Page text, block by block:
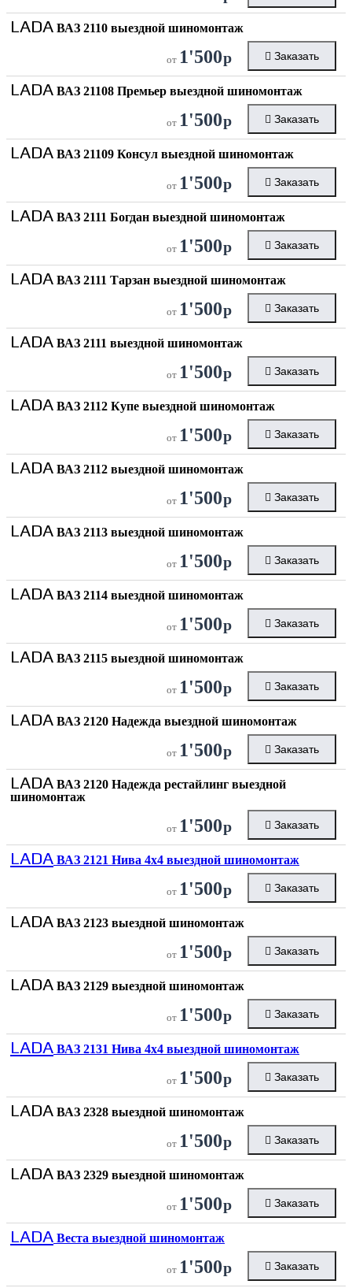
LADA ВАЗ 2110 выездной шиномонтаж
от 1'500р Заказать
LADA ВАЗ 21108 Премьер выездной шиномонтаж
от 1'500р Заказать
LADA ВАЗ 21109 Консул выездной шиномонтаж
от 1'500р Заказать
LADA ВАЗ 2111 Богдан выездной шиномонтаж
от 1'500р Заказать
LADA ВАЗ 2111 Тарзан выездной шиномонтаж
от 1'500р Заказать
LADA ВАЗ 2111 выездной шиномонтаж
от 1'500р Заказать
LADA ВАЗ 2112 Купе выездной шиномонтаж
от 1'500р Заказать
LADA ВАЗ 2112 выездной шиномонтаж
от 1'500р Заказать
LADA ВАЗ 2113 выездной шиномонтаж
от 1'500р Заказать
LADA ВАЗ 2114 выездной шиномонтаж
от 1'500р Заказать
LADA ВАЗ 2115 выездной шиномонтаж
от 1'500р Заказать
LADA ВАЗ 2120 Надежда выездной шиномонтаж
от 1'500р Заказать
LADA ВАЗ 2120 Надежда рестайлинг выездной
шиномонтаж
от 1'500р Заказать
LADA ВАЗ 2121 Нива 4х4 выездной шиномонтаж
от 1'500р Заказать
LADA ВАЗ 2123 выездной шиномонтаж
от 1'500р Заказать
LADA ВАЗ 2129 выездной шиномонтаж
от 1'500р Заказать
LADA ВАЗ 2131 Нива 4x4 выездной шиномонтаж
от 1'500р Заказать
LADA ВАЗ 2328 выездной шиномонтаж
от 1'500р Заказать
LADA ВАЗ 2329 выездной шиномонтаж
от 1'500р Заказать
LADA Веста выездной шиномонтаж
от 1'500р Заказать